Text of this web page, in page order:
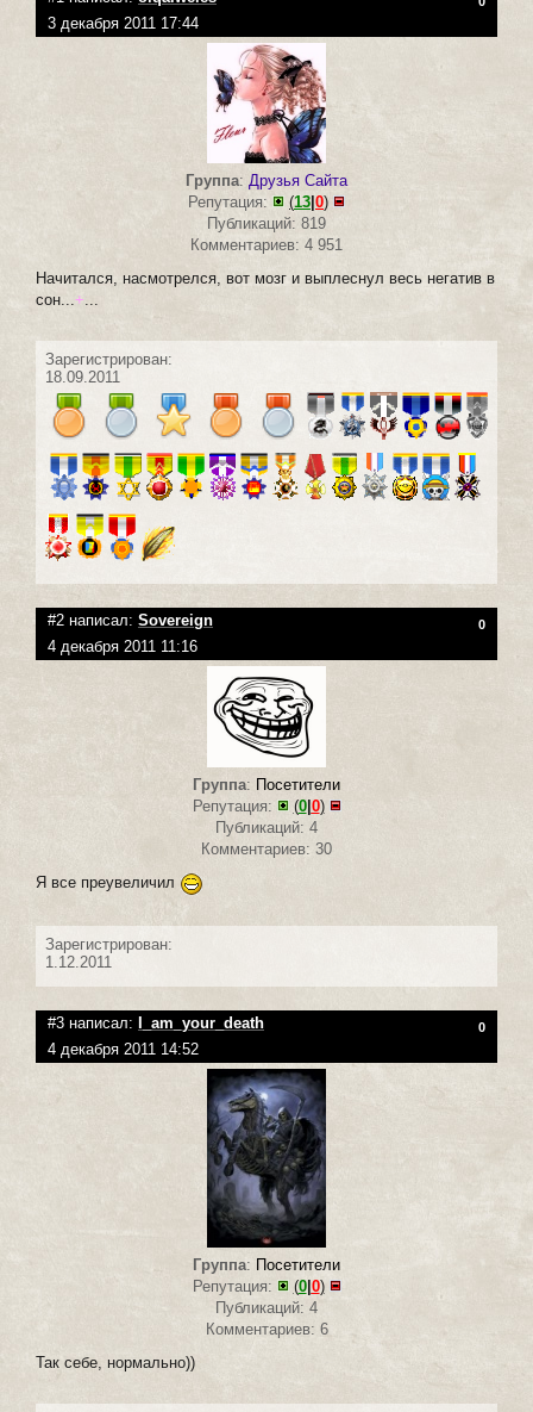
3 декабря 2011 17:44
Группа: Друзья Сайта
Репутация:
(13 0)
Публикаций: 819
Комментариев: 4 951
Начитался, насмотрелся, вот мозг и выплеснул весь негатив в
сон...+...
Зарегистрирован:
18.09.2011
#2 написал: Sovereign 0
4 декабря 2011 11:16
Группа: Посетители
Репутация:
(0| 0)
Публикаций: 4
Комментариев: 30
Я все преувеличил
Зарегистрирован:
1.12.2011
#3 написал: I_am_your_death 0
4 декабря 2011 14:52
Группа: Посетители
Репутация:
(0| 0)
Публикаций: 4
Комментариев: 6
Так себе, нормально))